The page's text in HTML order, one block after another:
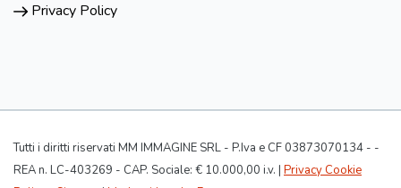
Privacy Policy
Tutti i diritti riservati MM IMMAGINE SRL - P.Iva e CF 03873070134 - -
REA n. LC-403269 - CAP. Sociale: € 10.000,00 i.v. | Privacy Cookie